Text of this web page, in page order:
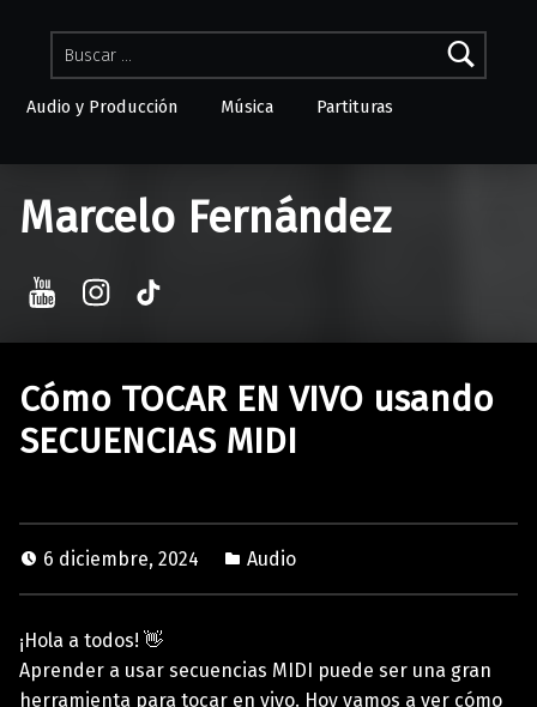
Buscar:
Audio y Producción Música Partituras
Marcelo Fernández
YouTube
Cómo TOCAR EN VIVO usando
SECUENCIAS MIDI
6 diciembre, 2024 Audio
¡Hola a todos! 👋
Aprender a usar secuencias MIDI puede ser una gran
herramienta para tocar en vivo. Hoy vamos a ver cómo